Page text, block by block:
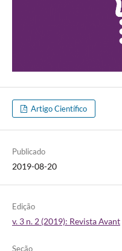
Artigo Científico
Publicado
2019-08-20
Edição
v. 3 n. 2 (2019): Revista Avant
Seção